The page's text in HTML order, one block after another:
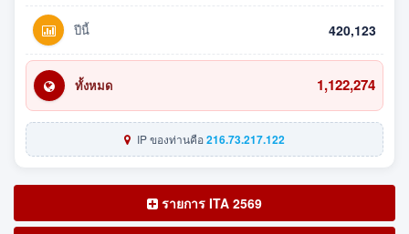
ปีนี้ 420,123
ทั้งหมด 1,122,274
IP ของท่านคือ216.73.217.122
รายการ ITA 2569